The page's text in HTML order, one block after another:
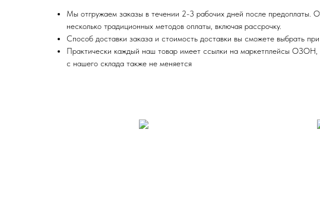
Мы отгружаем заказы в течении 2-3 рабочих дней после предоплаты.
несколько традиционных методов оплаты, включая рассрочку.
Способ доставки заказа и стоимость доставки вы сможете выбрать
Практически каждый наш товар имеет ссылки на маркетплейсы ОЗОН,
с нашего склада также не меняется